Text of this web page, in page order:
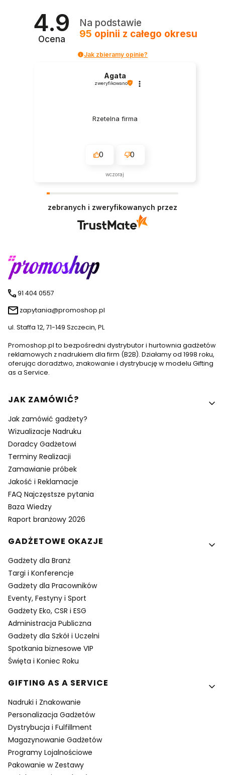
4.9
Ocena
Na podstawie
95 opinii z całego okresu
Jak zbieramy opinie?
Agata
zweryfikowano
Rzetelna firma
0 0
wczoraj
zebranych i zweryfikowanych przez
91 404 0557
zapytania@promoshop.pl
ul. Staffa 12, 71-149 Szczecin, PL
Promoshop.pl to bezpośredni dystrybutor i hurtownia gadżetów
reklamowych z nadrukiem dla firm (B2B). Działamy od 1998 roku,
oferując doradztwo, znakowanie i dystrybucję w modelu Gifting
as a Service.
Linki w stopce
JAK ZAMÓWIĆ?
Jak zamówić gadżety?
Wizualizacje Nadruku
Doradcy Gadżetowi
Terminy Realizacji
Zamawianie próbek
Jakość i Reklamacje
FAQ Najczęstsze pytania
Baza Wiedzy
Raport branżowy 2026
GADŻETOWE OKAZJE
Gadżety dla Branż
Targi i Konferencje
Gadżety dla Pracowników
Eventy, Festyny i Sport
Gadżety Eko, CSR i ESG
Administracja Publiczna
Gadżety dla Szkół i Uczelni
Spotkania biznesowe VIP
Święta i Koniec Roku
GIFTING AS A SERVICE
Nadruki i Znakowanie
Personalizacja Gadżetów
Dystrybucja i Fulfillment
Magazynowanie Gadżetów
Programy Lojalnościowe
Pakowanie w Zestawy